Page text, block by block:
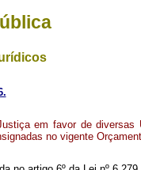
em favor de diversas
no vigente